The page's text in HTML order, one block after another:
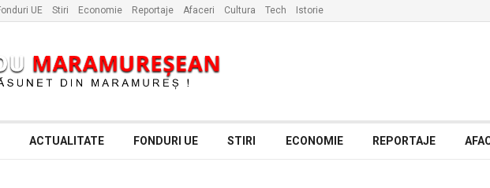
UE Stiri Economie Reportaje Afaceri Cultura Tech Istorie
ACTUALITATE FONDURI UE STIRI ECONOMIE REPORTAJE